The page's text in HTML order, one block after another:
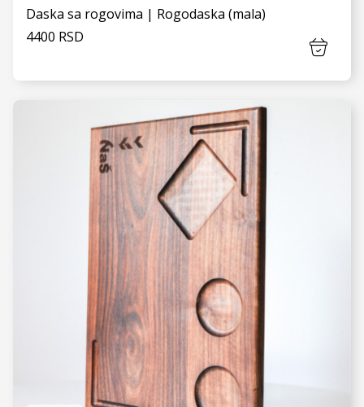
VIDI JOŠ
Daska sa rogovima | Rogodaska (mala)
4400 RSD